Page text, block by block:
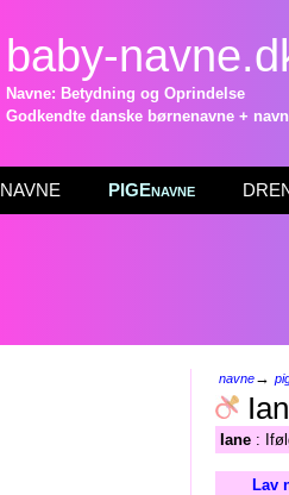
baby-
Navne: Betydning og Oprindelse
Godkendte danske børnenavne +
NAVNE PIGEnavne
navne→
Iane :
Lav